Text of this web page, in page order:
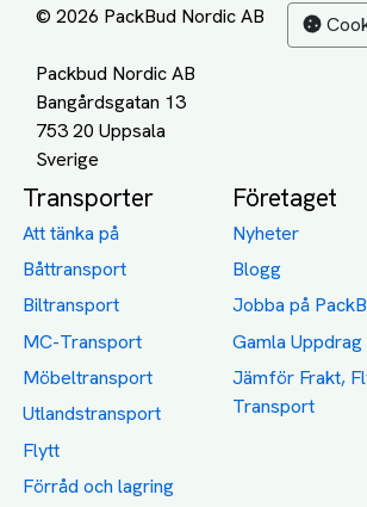
© 2026 PackBud Nordic AB
Packbud Nordic AB
Bangårdsgatan 13
753 20 Uppsala
Transporter
Att tänka på
Båttransport
Biltransport
MC-Transport
Möbeltransport
Utlandstransport
Flytt
Förråd och lagring
Företaget
Nyheter
Blogg
Jobba på
Gamla Uppdrag
Jämför Frakt,
Transport